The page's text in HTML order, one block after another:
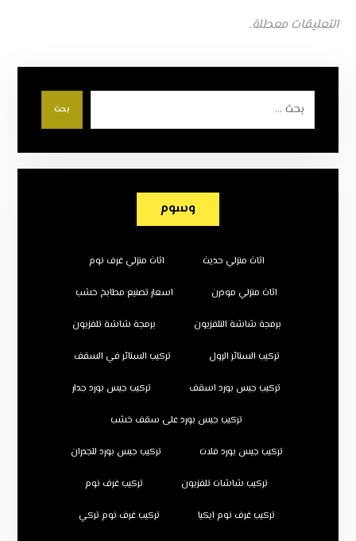
التعليقات معطلة.
بحث
وسوم
اثاث منزلي حديث اثاث منزلي غرف نوم
اثاث منزلي مودرن اسعار تصنيع مطابخ خشب
برمجة شاشة التلفزيون برمجة شاشة تلفزيون
تركيب الستائر الرول تركيب الستائر في السقف
تركيب جبس بورد اسقف تركيب جبس بورد جدار
تركيب جبس بورد على سقف خشب
تركيب جبس بورد فلات تركيب جبس بورد للجدران
تركيب شاشات تلفزيون تركيب غرف نوم
تركيب غرف نوم ايكيا تركيب غرف نوم تركي